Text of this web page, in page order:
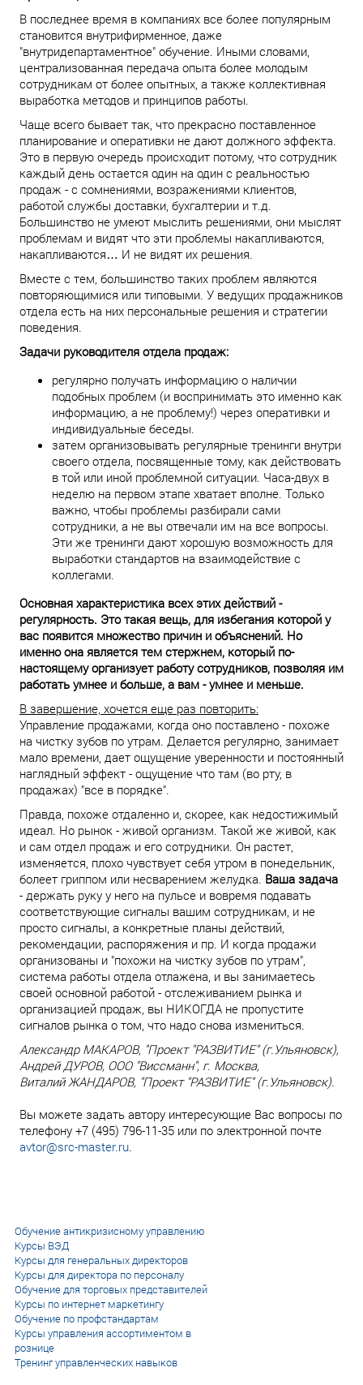
В последнее время в компаниях все более популярным
становится внутрифирменное, даже
"внутридепартаментное" обучение. Иными словами,
централизованная передача опыта более молодым
сотрудникам от более опытных, а также коллективная
выработка методов и принципов работы.
Чаще всего бывает так, что прекрасно поставленное
планирование и оперативки не дают должного эффекта.
Это в первую очередь происходит потому, что сотрудник
каждый день остается один на один с реальностью
продаж - с сомнениями, возражениями клиентов,
работой службы доставки, бухгалтерии и т.д.
Большинство не умеют мыслить решениями, они мыслят
проблемам и видят что эти проблемы накапливаются,
накапливаются… И не видят их решения.
Вместе с тем, большинство таких проблем являются
повторяющимися или типовыми. У ведущих продажников
отдела есть на них персональные решения и стратегии
поведения.
Задачи руководителя отдела продаж:
регулярно получать информацию о наличии
подобных проблем (и воспринимать это именно как
информацию, а не проблему!) через оперативки и
индивидуальные беседы.
затем организовывать регулярные тренинги внутри
своего отдела, посвященные тому, как действовать
в той или иной проблемной ситуации. Часа-двух в
неделю на первом этапе хватает вполне. Только
важно, чтобы проблемы разбирали сами
сотрудники, а не вы отвечали им на все вопросы.
Эти же тренинги дают хорошую возможность для
выработки стандартов на взаимодействие с
коллегами.
Основная характеристика всех этих действий -
регулярность. Это такая вещь, для избегания которой у
вас появится множество причин и объяснений. Но
именно она является тем стержнем, который по-
настоящему организует работу сотрудников, позволяя им
работать умнее и больше, а вам - умнее и меньше.
В завершение, хочется еще раз повторить:
Управление продажами, когда оно поставлено - похоже
на чистку зубов по утрам. Делается регулярно, занимает
мало времени, дает ощущение уверенности и постоянный
наглядный эффект - ощущение что там (во рту, в
продажах) "все в порядке".
Правда, похоже отдаленно и, скорее, как недостижимый
идеал. Но рынок - живой организм. Такой же живой, как
и сам отдел продаж и его сотрудники. Он растет,
изменяется, плохо чувствует себя утром в понедельник,
болеет гриппом или несварением желудка. Ваша задача
- держать руку у него на пульсе и вовремя подавать
соответствующие сигналы вашим сотрудникам, и не
просто сигналы, а конкретные планы действий,
рекомендации, распоряжения и пр. И когда продажи
организованы и "похожи на чистку зубов по утрам",
система работы отдела отлажена, и вы занимаетесь
своей основной работой - отслеживанием рынка и
организацией продаж, вы НИКОГДА не пропустите
сигналов рынка о том, что надо снова измениться.
Александр МАКАРОВ, "Проект "РАЗВИТИЕ" (г.Ульяновск),
Андрей ДУРОВ, ООО "Виссманн", г. Москва,
Виталий ЖАНДАРОВ, "Проект "РАЗВИТИЕ" (г.Ульяновск).
Вы можете задать автору интересующие Вас вопросы по
телефону +7 (495) 796-11-35 или по электронной почте
avtor@src-master.ru.
Обучение антикризисному управлению
Курсы ВЭД
Курсы для генеральных директоров
Курсы для директора по персоналу
Обучение для торговых представителей
Курсы по интернет маркетингу
Обучение по профстандартам
Курсы управления ассортиментом в
рознице
Тренинг управленческих навыков